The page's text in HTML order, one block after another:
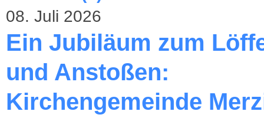
08. Juli 2026
Ein Jubiläum zum
und Anstoßen:
Kirchengemeinde